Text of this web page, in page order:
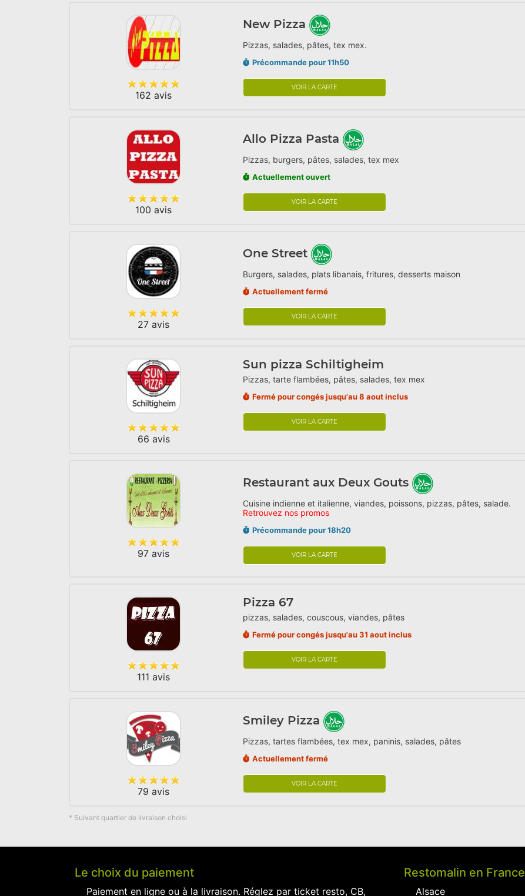
162 avis
New Pizza
Pizzas, salades, pâtes, tex mex.
Précommande pour 11h50
VOIR LA CARTE
100 avis
Allo Pizza Pasta
Pizzas, burgers, pâtes, salades, tex mex
Actuellement ouvert
VOIR LA CARTE
27 avis
One Street
Burgers, salades, plats libanais, fritures, desserts maison
Actuellement fermé
VOIR LA CARTE
66 avis
Sun pizza Schiltigheim
Pizzas, tarte flambées, pâtes, salades, tex mex
Fermé pour congés jusqu'au 8 aout inclus
VOIR LA CARTE
97 avis
Restaurant aux Deux Gouts
Cuisine indienne et italienne, viandes, poissons, pizzas, pâtes, salade.
Retrouvez nos promos
Précommande pour 18h20
VOIR LA CARTE
111 avis
Pizza 67
pizzas, salades, couscous, viandes, pâtes
Fermé pour congés jusqu'au 31 aout inclus
VOIR LA CARTE
79 avis
Smiley Pizza
Pizzas, tartes flambées, tex mex, paninis, salades, pâtes
Actuellement fermé
VOIR LA CARTE
* Suivant quartier de livraison choisi
Le choix du paiement
Paiement en ligne ou à la livraison. Réglez par ticket resto, CB,
Restomalin en France
Alsace